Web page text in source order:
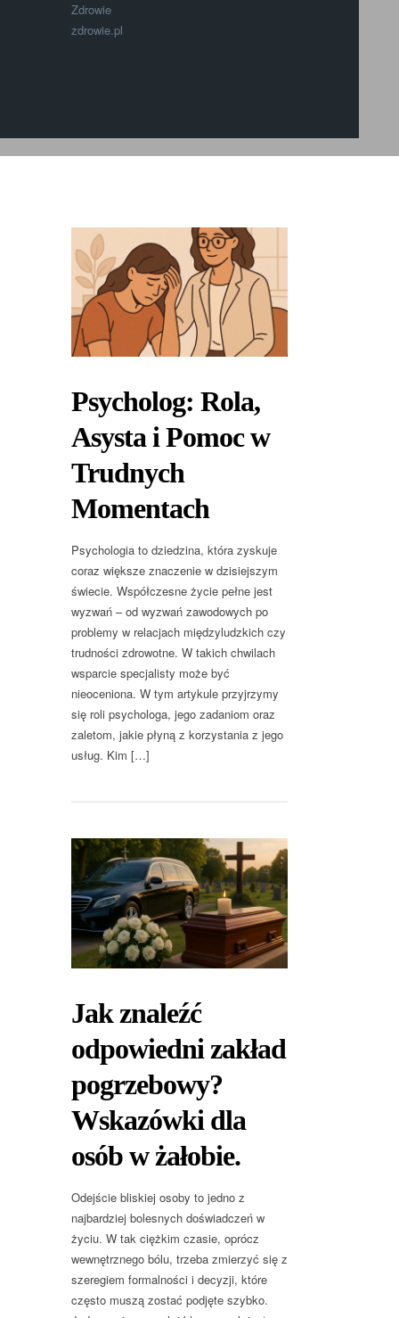
Zdrowie
zdrowie.pl
Psycholog: Rola,
Asysta i Pomoc w
Trudnych
Momentach
Psychologia to dziedzina, która zyskuje
coraz większe znaczenie w dzisiejszym
świecie. Współczesne życie pełne jest
wyzwań – od wyzwań zawodowych po
problemy w relacjach międzyludzkich czy
trudności zdrowotne. W takich chwilach
wsparcie specjalisty może być
nieoceniona. W tym artykule przyjrzymy
się roli psychologa, jego zadaniom oraz
zaletom, jakie płyną z korzystania z jego
usług. Kim […]
Jak znaleźć
odpowiedni zakład
pogrzebowy?
Wskazówki dla
osób w żałobie.
Odejście bliskiej osoby to jedno z
najbardziej bolesnych doświadczeń w
życiu. W tak ciężkim czasie, oprócz
wewnętrznego bólu, trzeba zmierzyć się z
szeregiem formalności i decyzji, które
często muszą zostać podjęte szybko.